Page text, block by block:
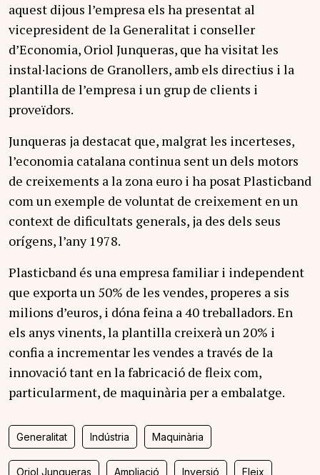
aquest dijous l’empresa els ha presentat al
vicepresident de la Generalitat i conseller
d’Economia, Oriol Junqueras, que ha visitat les
instal·lacions de Granollers, amb els directius i la
plantilla de l’empresa i un grup de clients i
proveïdors.
Junqueras ja destacat que, malgrat les incerteses,
l’economia catalana continua sent un dels motors
de creixements a la zona euro i ha posat Plasticband
com un exemple de voluntat de creixement en un
context de dificultats generals, ja des dels seus
orígens, l’any 1978.
Plasticband és una empresa familiar i independent
que exporta un 50% de les vendes, properes a sis
milions d’euros, i dóna feina a 40 treballadors. En
els anys vinents, la plantilla creixerà un 20% i
confia a incrementar les vendes a través de la
innovació tant en la fabricació de fleix com,
particularment, de maquinària per a embalatge.
Generalitat Indústria Maquinària
Oriol Junqueras Ampliació Inversió Fleix